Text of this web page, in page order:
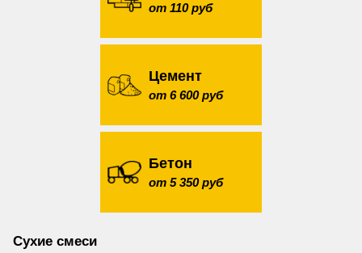
от 110 руб
Цемент
от 6 600 руб
Бетон
от 5 350 руб
Сухие смеси